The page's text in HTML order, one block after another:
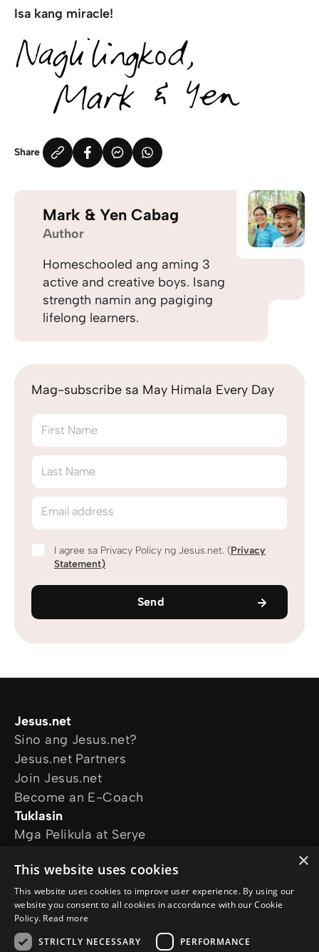
Isa kang miracle!
Share
Mark & Yen Cabag
Author
Homeschooled ang aming 3
active and creative boys. Isang
strength namin ang pagiging
lifelong learners.
Mag-subscribe sa May Himala Every Day
First Name
Last Name
Email address
I agree sa Privacy Policy ng Jesus.net. (Privacy
Statement)
Send
Jesus.net
Sino ang Jesus.net?
Jesus.net Partners
Join Jesus.net
Become an E-Coach
Tuklasin
Mga Pelikula at Serye
Magtanong
Mga Katanungan
Sundan kami
×
This website uses cookies
This website uses cookies to improve user experience. By using our
website you consent to all cookies in accordance with our Cookie
Policy. Read more
STRICTLY NECESSARY
PERFORMANCE